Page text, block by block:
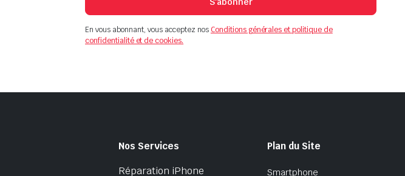
En vous abonnant, vous acceptez nosConditions générales et politique de
confidentialité et de cookies.
Nos Services
Réparation iPhone
Plan du Site
Smartphone